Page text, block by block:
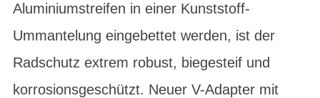
Aluminiumstreifen in einer Kunststoff-
Ummantelung eingebettet werden, ist der
Radschutz extrem robust, biegesteif und
korrosionsgeschützt. Neuer V-Adapter mit